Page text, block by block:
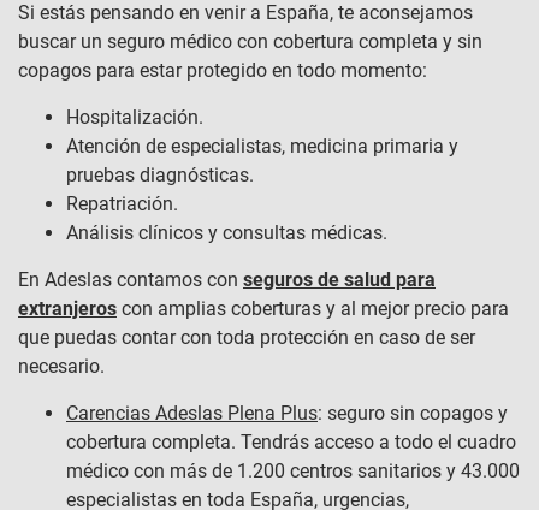
Si estás pensando en venir a España, te aconsejamos
buscar un seguro médico con cobertura completa y sin
copagos para estar protegido en todo momento:
Hospitalización.
Atención de especialistas, medicina primaria y
pruebas diagnósticas.
Repatriación.
Análisis clínicos y consultas médicas.
En Adeslas contamos con seguros de salud para
extranjeros con amplias coberturas y al mejor precio para
que puedas contar con toda protección en caso de ser
necesario.
Carencias Adeslas Plena Plus: seguro sin copagos y
cobertura completa. Tendrás acceso a todo el cuadro
médico con más de 1.200 centros sanitarios y 43.000
especialistas en toda España, urgencias,